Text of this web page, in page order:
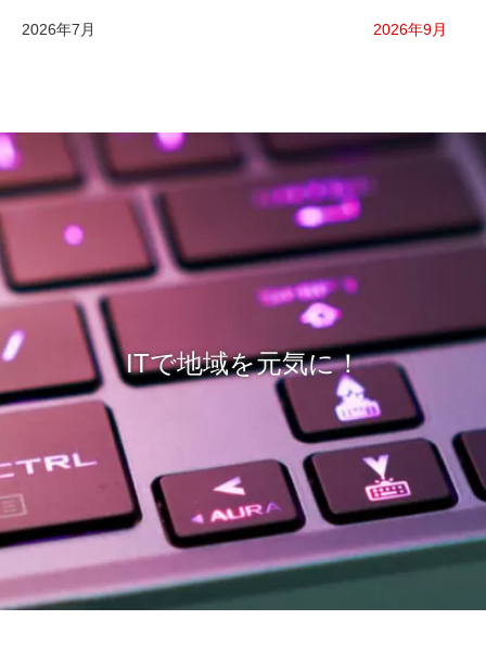
2026年7月 2026年9月
ITで地域を元気に！